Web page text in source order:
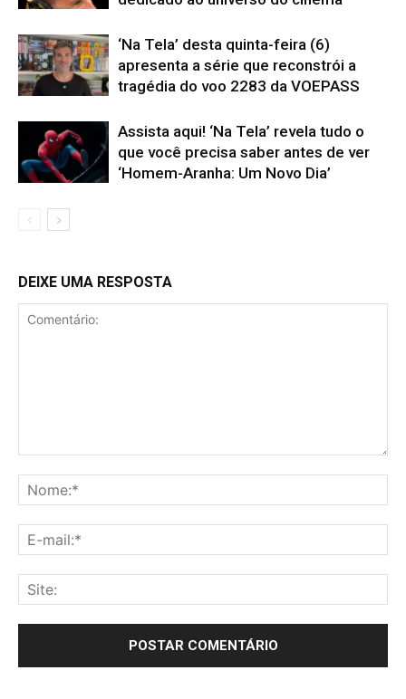
‘Na Tela’ desta quinta-feira (6)
apresenta a série que reconstrói a
tragédia do voo 2283 da VOEPASS
Assista aqui! ‘Na Tela’ revela tudo o
que você precisa saber antes de ver
‘Homem-Aranha: Um Novo Dia’
DEIXE UMA RESPOSTA